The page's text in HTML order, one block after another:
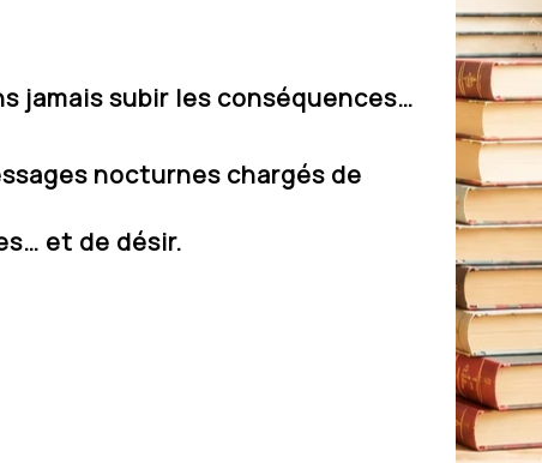
jamais subir les conséquences…
nocturnes chargés de
et de désir.